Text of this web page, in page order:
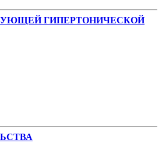
ГИПЕРТОНИЧЕСКОЙ